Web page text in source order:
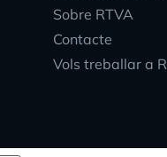
Sobre RTVA
Contacte
Vols treballar a